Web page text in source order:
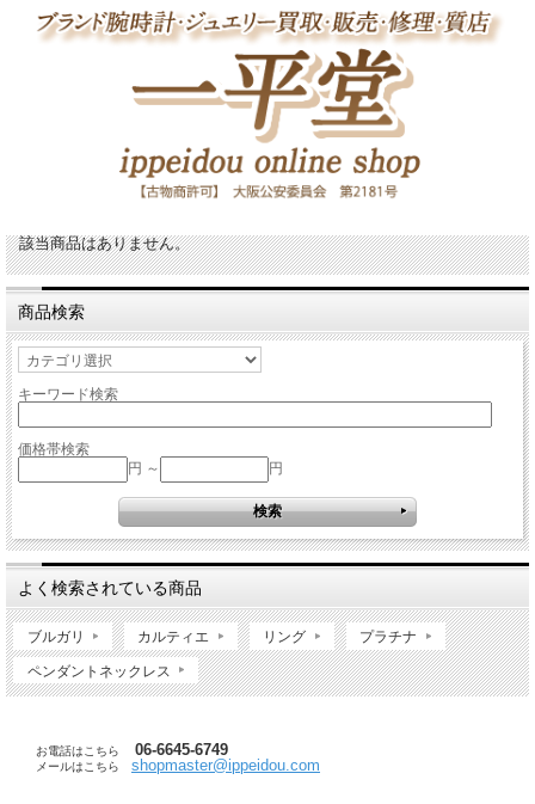
該当商品はありません。
商品検索
キーワード検索
価格帯検索
円 ～
円
よく検索されている商品
ブルガリ カルティエ リング プラチナ
ペンダントネックレス
お電話はこちら 06-6645-6749
メールはこちら shopmaster@ippeidou.com